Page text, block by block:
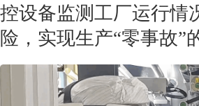
控设备监测工厂运行情
险，实现生产“零事故”